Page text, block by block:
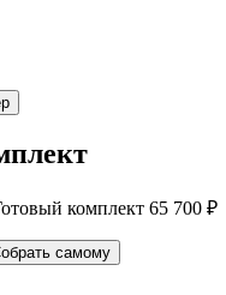
комплект 65 700 ₽
самому